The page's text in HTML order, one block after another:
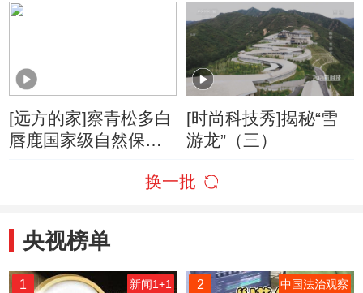
[远方的家]察青松多白
唇鹿国家级自然保护
[时尚科技秀]揭秘“雪
游龙”（三）
换一批
央视榜单
1 新闻1+1 2 中国法治观察